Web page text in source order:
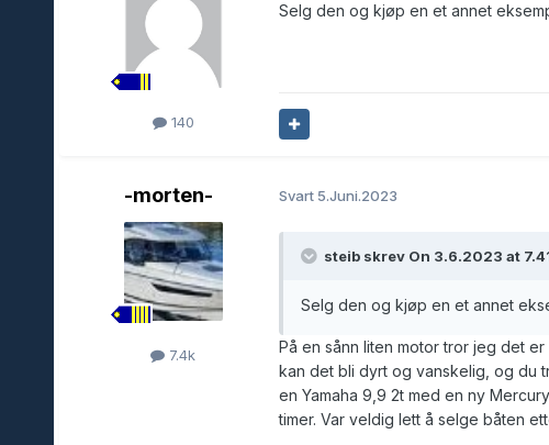
140
Selg den og kjøp en et annet
-morten-
7.4k
Svart 5.Juni.2023
steib skrev On 3.6.2023 at
Selg den og kjøp en et annet
På en sånn liten motor tror jeg det
kan det bli dyrt og vanskelig, og du
en Yamaha 9,9 2t med en ny
timer. Var veldig lett å selge båten